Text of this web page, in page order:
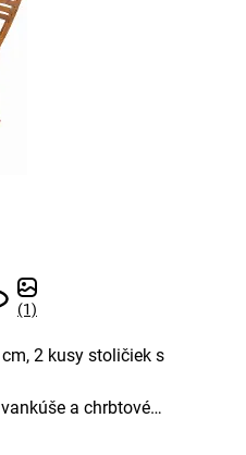
(1)
2 kusy stoličiek s
a chrbtové